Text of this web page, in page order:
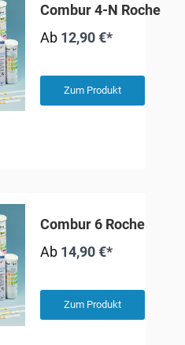
Combur 4-N Roche
Ab 12,90 €*
Zum Produkt
Combur 6 Roche
Ab 14,90 €*
Zum Produkt